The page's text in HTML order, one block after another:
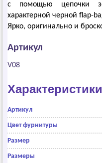
с помощью цепочки
характерной черной flap-
Ярко, оригинально и
Артикул
V08
Характеристики
Артикул
Цвет фурнитуры
Размер
Размеры